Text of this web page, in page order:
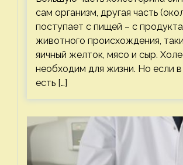
сам организм, другая часть
поступает с пищей – с
животного происхождения,
яичный желток, мясо и сыр.
необходим для жизни. Но если
есть […]